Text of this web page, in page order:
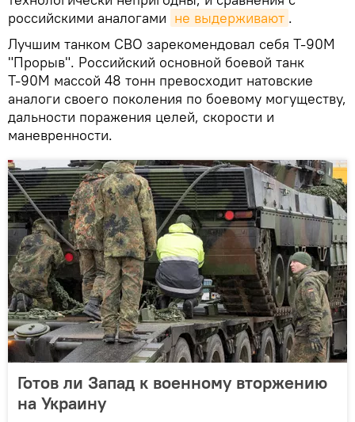
российскими аналогами не выдерживают .
Лучшим танком СВО зарекомендовал себя Т-90М
"Прорыв". Российский основной боевой танк
Т-90М массой 48 тонн превосходит натовские
аналоги своего поколения по боевому могуществу,
дальности поражения целей, скорости и
маневренности.
Готов ли Запад к военному вторжению
на Украину